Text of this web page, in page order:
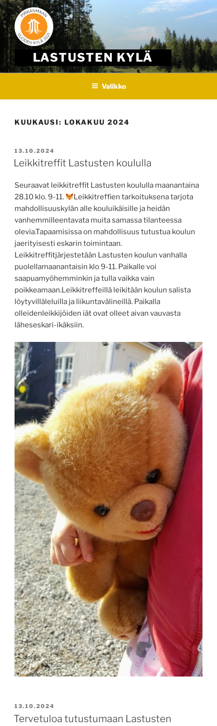
Skip
to
content
LASTUSTEN KYLÄ
Valikko
KUUKAUSI: LOKAKUU 2024
JULKAISTU
13.10.2024
Leikkitreffit Lastusten koululla
Seuraavat leikkitreffit Lastusten koululla maanantaina
28.10 klo. 9-11.
Leikkitreffien tarkoituksena tarjota
mahdollisuuskylän alle kouluikäisille ja heidän
vanhemmilleentavata muita samassa tilanteessa
olevia.Tapaamisissa on mahdollisuus tutustua koulun
jaerityisesti eskarin toimintaan.
Leikkitreffitjärjestetään Lastusten koulun vanhalla
puolellamaanantaisin klo 9-11. Paikalle voi
saapuamyöhemminkin ja tulla vaikka vain
poikkeamaan.Leikkitreffeillä leikitään koulun salista
löytyvilläleluilla ja liikuntavälineillä. Paikalla
olleidenleikkijöiden iät ovat olleet aivan vauvasta
läheseskari-ikäksiin.
JULKAISTU
13.10.2024
Tervetuloa tutustumaan Lastusten